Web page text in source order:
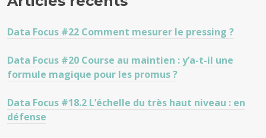
Data Focus #22 Comment mesurer le pressing ?
Data Focus #20 Course au maintien : y’a-t-il une
formule magique pour les promus ?
Data Focus #18.2 L’échelle du très haut niveau : en
défense